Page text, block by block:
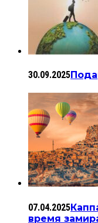
30.09.2025
07.04.2025
время